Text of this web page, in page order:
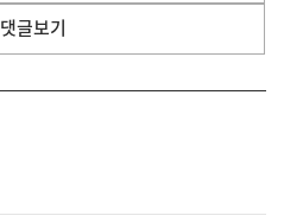
댓글보기